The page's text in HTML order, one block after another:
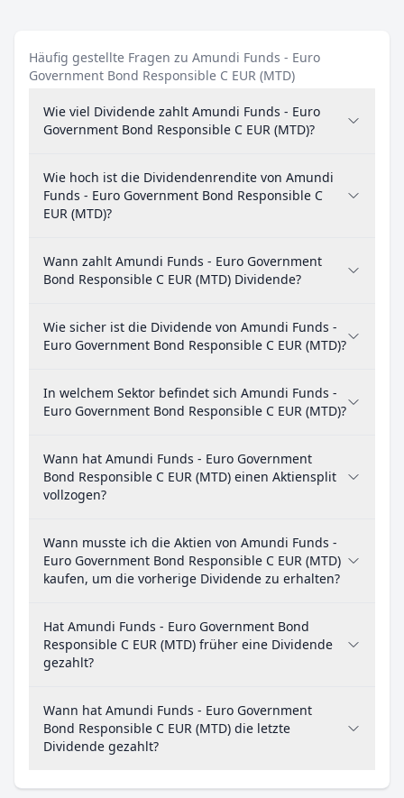
Häufig gestellte Fragen zu Amundi Funds - Euro
Government Bond Responsible C EUR (MTD)
Wie viel Dividende zahlt Amundi Funds - Euro
Government Bond Responsible C EUR (MTD)?
Wie hoch ist die Dividendenrendite von Amundi
Funds - Euro Government Bond Responsible C
EUR (MTD)?
Wann zahlt Amundi Funds - Euro Government
Bond Responsible C EUR (MTD) Dividende?
Wie sicher ist die Dividende von Amundi Funds -
Euro Government Bond Responsible C EUR (MTD)?
In welchem Sektor befindet sich Amundi Funds -
Euro Government Bond Responsible C EUR (MTD)?
Wann hat Amundi Funds - Euro Government
Bond Responsible C EUR (MTD) einen Aktiensplit
vollzogen?
Wann musste ich die Aktien von Amundi Funds -
Euro Government Bond Responsible C EUR (MTD)
kaufen, um die vorherige Dividende zu erhalten?
Hat Amundi Funds - Euro Government Bond
Responsible C EUR (MTD) früher eine Dividende
gezahlt?
Wann hat Amundi Funds - Euro Government
Bond Responsible C EUR (MTD) die letzte
Dividende gezahlt?